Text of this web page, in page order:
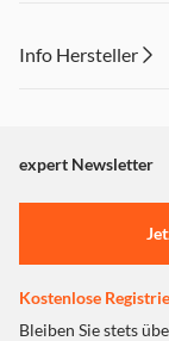
Info Hersteller
"Marketing".
Einstellungen
expert Newsletter
Kostenlose
Bleiben Sie stets